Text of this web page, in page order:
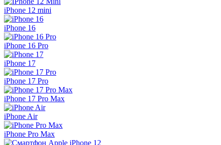
iPhone 12 mini
iPhone 16
iPhone 16 Pro
iPhone 17
iPhone 17 Pro
iPhone 17 Pro Max
iPhone Air
iPhone Pro Max